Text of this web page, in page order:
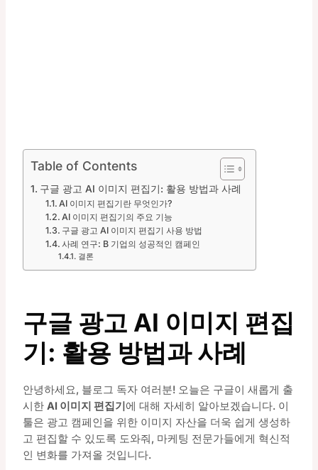
Table of Contents
구글 광고 AI 이미지 편집기: 활용 방법과 사례
AI 이미지 편집기란 무엇인가?
AI 이미지 편집기의 주요 기능
구글 광고 AI 이미지 편집기 사용 방법
사례 연구: B 기업의 성공적인 캠페인
결론
구글 광고 AI 이미지 편집
기: 활용 방법과 사례
안녕하세요, 블로그 독자 여러분! 오늘은 구글이 새롭게 출
시한 AI 이미지 편집기에 대해 자세히 알아보겠습니다. 이
툴은 광고 캠페인을 위한 이미지 자산을 더욱 쉽게 생성하
고 편집할 수 있도록 도와줘, 마케팅 전문가들에게 혁신적
인 변화를 가져올 것입니다.